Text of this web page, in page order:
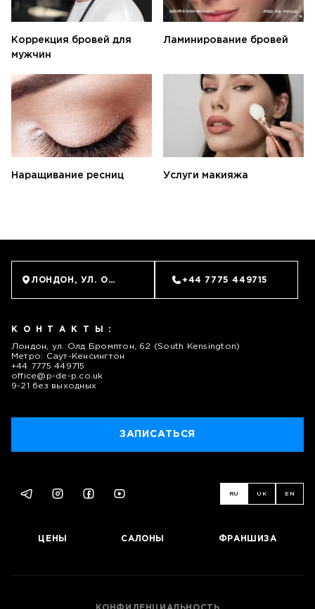
Коррекция бровей для
мужчин
Ламинирование бровей
Наращивание ресниц Услуги макияжа
ЛОНДОН, УЛ. ОЛД БРОМПТОН, 62 (SOUTH KENSINGTON)
+44 7775 449715
КОНТАКТЫ:
Лондон, ул. Олд Бромптон, 62 (South Kensington)
Метро: Саут-Кенсингтон
+44 7775 449715
office@p-de-p.co.uk
9-21 без выходных
ЗАПИСАТЬСЯ
RU UK EN
ЦЕНЫ САЛОНЫ ФРАНШИЗА
ЗАПИСАТЬСЯ